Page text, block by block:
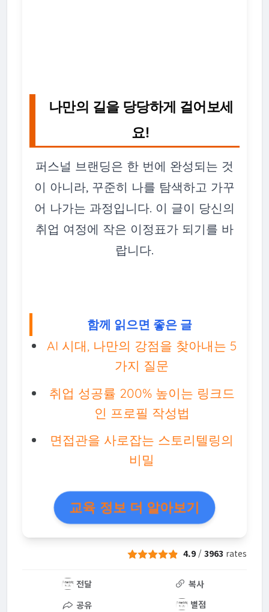
나만의 길을 당당하게 걸어보세
요!
퍼스널 브랜딩은 한 번에 완성되는 것
이 아니라, 꾸준히 나를 탐색하고 가꾸
어 나가는 과정입니다. 이 글이 당신의
취업 여정에 작은 이정표가 되기를 바
랍니다.
함께 읽으면 좋은 글
AI 시대, 나만의 강점을 찾아내는 5
가지 질문
취업 성공률 200% 높이는 링크드
인 프로필 작성법
면접관을 사로잡는 스토리텔링의
비밀
교육 정보 더 알아보기
4.9 /3963 rates
전달
복사
공유
별점